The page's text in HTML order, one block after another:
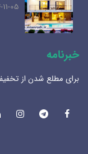
11-05
خبرنامه
برای مطلع شدن از